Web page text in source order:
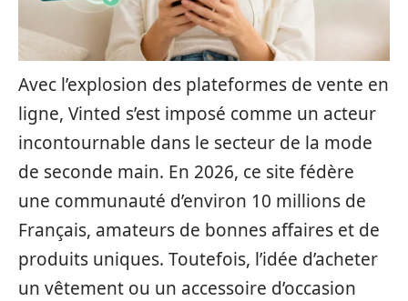
Avec l’explosion des plateformes de vente en
ligne, Vinted s’est imposé comme un acteur
incontournable dans le secteur de la mode
de seconde main. En 2026, ce site fédère
une communauté d’environ 10 millions de
Français, amateurs de bonnes affaires et de
produits uniques. Toutefois, l’idée d’acheter
un vêtement ou un accessoire d’occasion